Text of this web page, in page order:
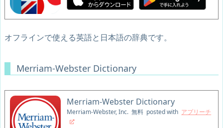
オフラインで使える英語と日本語の辞典です。
Merriam-Webster Dictionary
Merriam-Webster Dictionary
Merriam-Webster, Inc. 無料 posted with アプリーチ